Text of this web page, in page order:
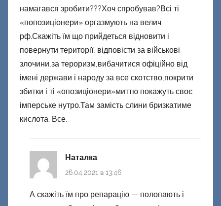
намагався зробити???Хоч спробував?Всі ті
«попозиціонери» оргазмують на велич
рф.Скажіть їм що прийдеться відновити і
повернути території, відповісти за військові
злочини,за тероризм,вибачитися офіційно від
імені держави і народу за все скотство,покрити
збитки і ті «опозиціонери»миттю покажуть своє
імперське нутро.Там замість слини бризкатиме
кислота. Все.
Наталка:
26.04.2021 в 13:46
А скажіть їм про репарацію — полопають і